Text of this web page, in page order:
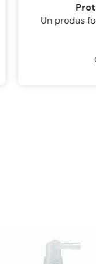
Un șampon